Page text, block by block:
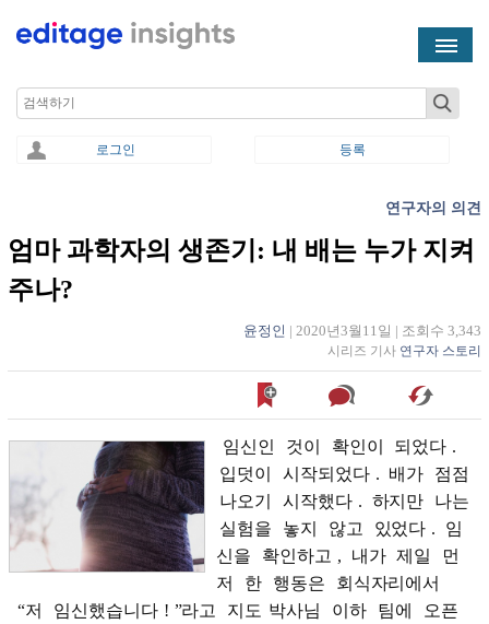
Search
로그인 등록
연구자의 의견
엄마 과학자의 생존기: 내 배는 누가 지켜
주나?
윤정인 | 2020년3월11일 | 조회수 3,343
시리즈 기사 연구자 스토리
임신인 것이 확인이 되었다 .
입덧이
시작되었다 . 배가
점점
나오기
시작했다 . 하지만
나는
실험을
놓지 않고 있었다 .
임
신을
확인하고 , 내가 제일
먼
저
한 행동은
회식자리에서
“저
임신했습니다 ! ”라고 지도 박사님 이하 팀에
오픈